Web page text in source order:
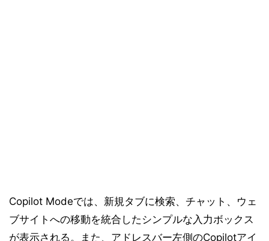
Copilot Modeでは、新規タブに検索、チャット、ウェ
ブサイトへの移動を統合したシンプルな入力ボックス
が表示される。また、アドレスバー左側のCopilotアイ